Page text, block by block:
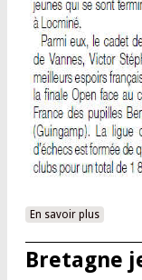
En savoir plusà
Bretagne